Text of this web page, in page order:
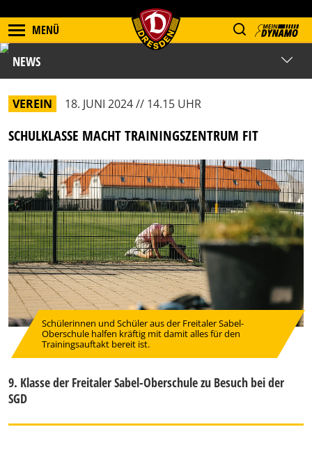
MENÜ
NEWS
VEREIN 18. JUNI 2024 // 14.15 UHR
SCHULKLASSE MACHT TRAININGSZENTRUM FIT
Schülerinnen und Schüler aus der Freitaler Sabel-
Oberschule halfen kräftig mit damit alles für den
Trainingsauftakt bereit ist.
9. Klasse der Freitaler Sabel-Oberschule zu Besuch bei der
SGD